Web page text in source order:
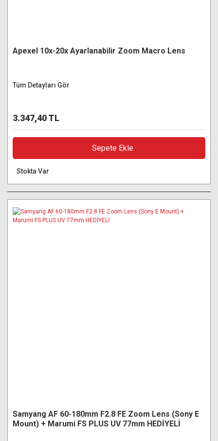
Apexel 10x-20x Ayarlanabilir Zoom Macro Lens
Tüm Detayları Gör
3.347,40 TL
Sepete Ekle
Stokta Var
Samyang AF 60-180mm F2.8 FE Zoom Lens (Sony E
Mount) + Marumi FS PLUS UV 77mm HEDİYELİ